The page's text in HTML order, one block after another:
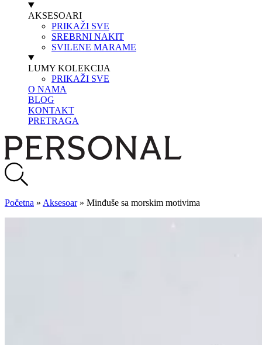
AKSESOARI
PRIKAŽI SVE
SREBRNI NAKIT
SVILENE MARAME
LUMY KOLEKCIJA
PRIKAŽI SVE
O NAMA
BLOG
KONTAKT
PRETRAGA
Početna » Aksesoar» Minđuše sa morskim motivima